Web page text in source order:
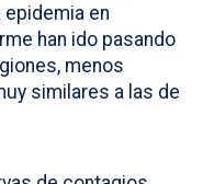
epidemia en
han ido pasando
menos
similares a las de